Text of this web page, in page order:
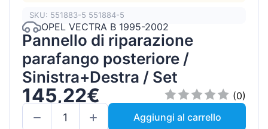
SKU: 551883-5 551884-5
OPEL VECTRA B 1995-2002
Pannello di riparazione
parafango posteriore /
Sinistra+Destra / Set
145,22€
(0)
Aggiungi al carrello